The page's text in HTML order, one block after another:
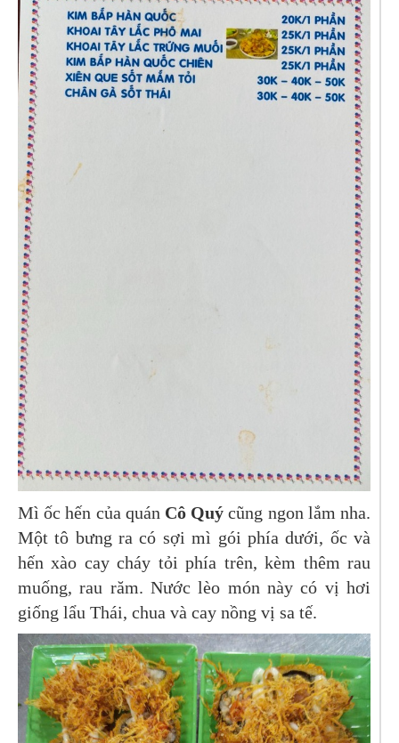
Mì ốc hến của quán Cô Quý cũng ngon lắm nha.
Một tô bưng ra có sợi mì gói phía dưới, ốc và
hến xào cay cháy tỏi phía trên, kèm thêm rau
muống, rau răm. Nước lèo món này có vị hơi
giống lẩu Thái, chua và cay nồng vị sa tế.